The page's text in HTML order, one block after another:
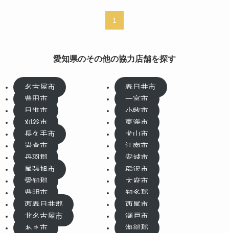
1
愛知県のその他の協力店舗を探す
名古屋市
春日井市
豊田市
一宮市
日進市
小牧市
刈谷市
東海市
長久手市
犬山市
岩倉市
江南市
丹羽郡
安城市
尾張旭市
稲沢市
愛知郡
大府市
豊明市
知多郡
西春日井郡
西尾市
北名古屋市
瀬戸市
あま市
海部郡